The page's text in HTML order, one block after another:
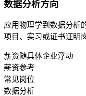
数据分析方向
应用物理学到数据分析
项目、实习或证书证明
薪资随具体企业浮动
薪资参考
常见岗位
数据分析